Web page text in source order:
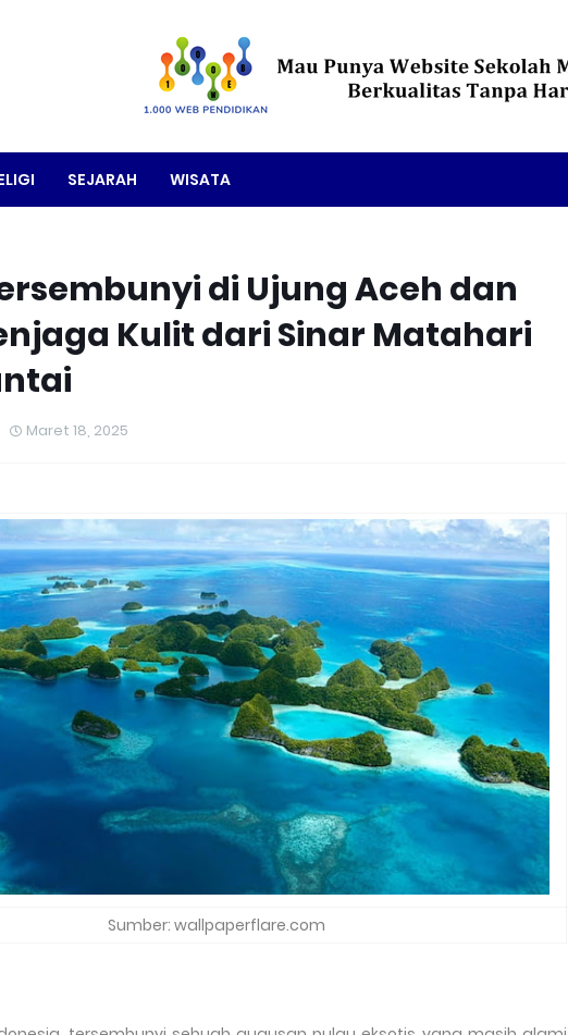
SEJARAH WISATA
di Ujung Aceh dan
Kulit dari Sinar Matahari
Maret 18, 2025
Sumber: wallpaperflare.com